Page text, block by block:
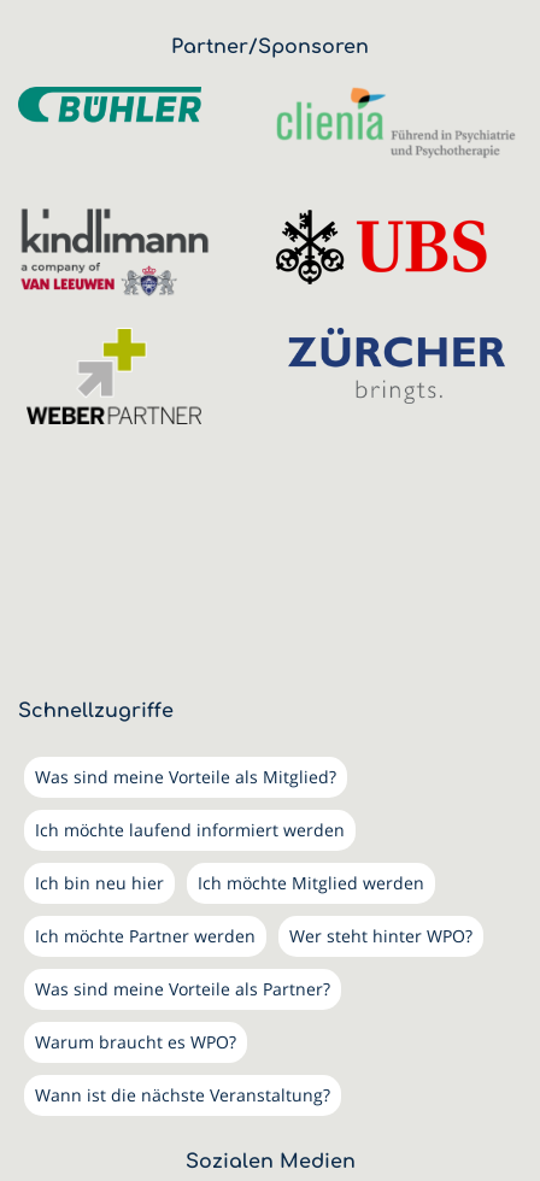
Partner/Sponsoren
Schnellzugriffe
Was sind meine Vorteile als Mitglied?
Ich möchte laufend informiert werden
Ich bin neu hier Ich möchte Mitglied werden
Ich möchte Partner werden Wer steht hinter WPO?
Was sind meine Vorteile als Partner?
Warum braucht es WPO?
Wann ist die nächste Veranstaltung?
Sozialen Medien